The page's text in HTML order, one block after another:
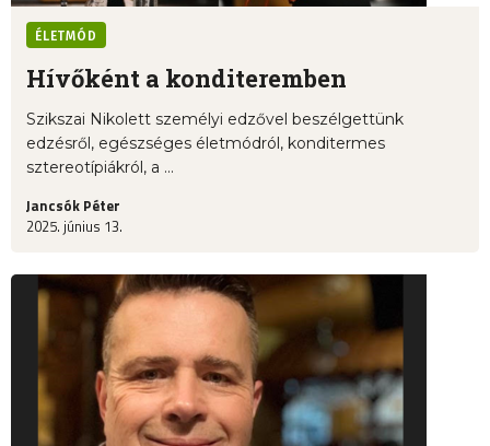
ÉLETMÓD
Hívőként a konditeremben
Szikszai Nikolett személyi edzővel beszélgettünk
edzésről, egészséges életmódról, konditermes
sztereotípiákról, a ...
Jancsók Péter
2025. június 13.